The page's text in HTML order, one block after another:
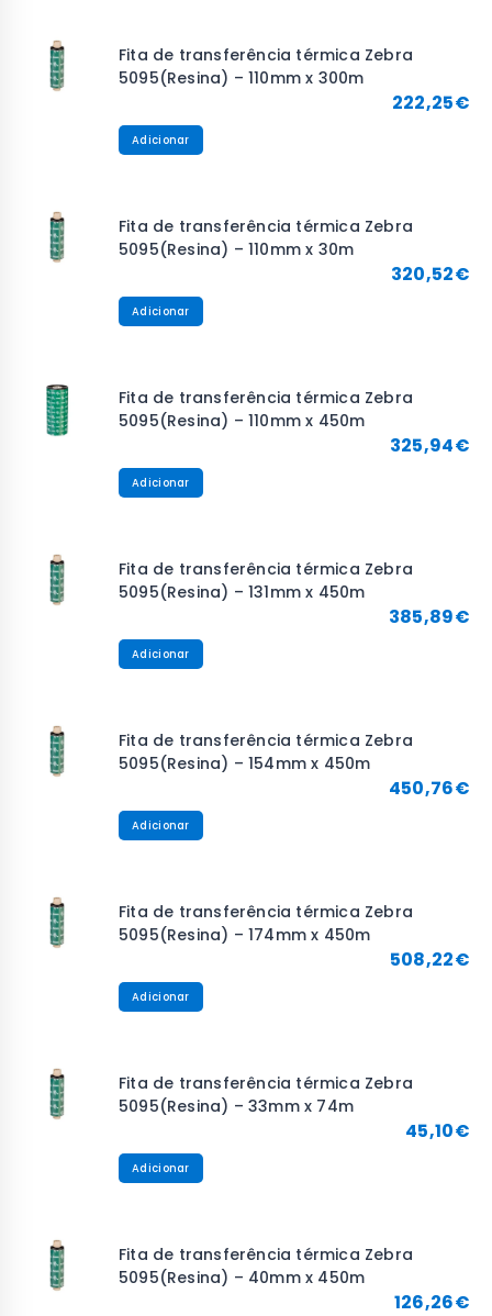
Fita de transferência térmica Zebra
5095(Resina) – 110mm x 300m
222,25€
Adicionar
Fita de transferência térmica Zebra
5095(Resina) – 110mm x 30m
320,52€
Adicionar
Fita de transferência térmica Zebra
5095(Resina) – 110mm x 450m
325,94€
Adicionar
Fita de transferência térmica Zebra
5095(Resina) – 131mm x 450m
385,89€
Adicionar
Fita de transferência térmica Zebra
5095(Resina) – 154mm x 450m
450,76€
Adicionar
Fita de transferência térmica Zebra
5095(Resina) – 174mm x 450m
508,22€
Adicionar
Fita de transferência térmica Zebra
5095(Resina) – 33mm x 74m
45,10€
Adicionar
Fita de transferência térmica Zebra
5095(Resina) – 40mm x 450m
126,26€